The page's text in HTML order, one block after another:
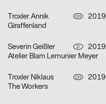
Troxler Annik CH
2019
Giraffenland
Severin Geißler D
2019
Atelier Blam Lemunier Meyer
Troxler Niklaus CH
2019
The Workers